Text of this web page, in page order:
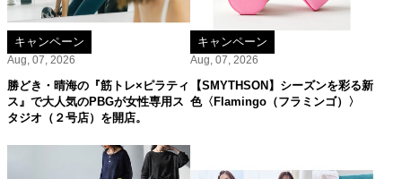
キャンペーン
Aug, 07, 2026
勝どき・晴海の『筋トレ×ピラティ
ス』で大人気のPBGが女性専用ス
タジオ（２号店）を開店。
キャンペーン
Aug, 07, 2026
【SMYTHSON】シーズンを彩る新
色〈Flamingo（フラミンゴ）〉